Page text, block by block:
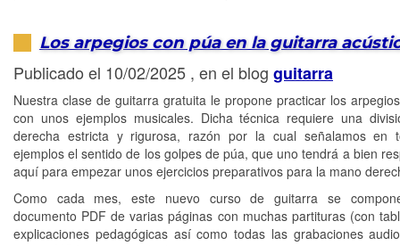
Los arpegios con púa en la guitarra
Publicado el 10/02/2025 , en el blog guitarra
Nuestra clase de guitarra gratuita le propone practicar los
con unos ejemplos musicales. Dicha técnica requiere una
derecha estricta y rigurosa, razón por la cual señalamos en
ejemplos el sentido de los golpes de púa, que uno tendrá a bien
aquí para empezar unos ejercicios preparativos para la mano
Como cada mes, este nuevo curso de guitarra se
documento PDF de varias páginas con muchas partituras (con
explicaciones pedagógicas así como todas las grabaciones